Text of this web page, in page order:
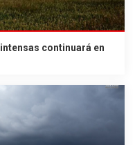
continuará en